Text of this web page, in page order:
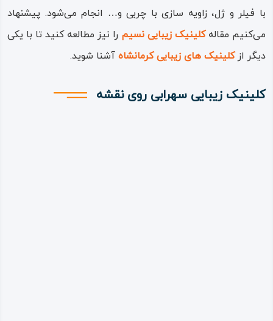
با فیلر و ژل، زاویه سازی با چربی و… انجام می‌شود. پیشنهاد
می‌کنیم مقالهکلینیک زیبایی نسیم را نیز مطالعه کنید تا با یکی
دیگر ازکلینیک های زیبایی کرمانشاه آشنا شوید.
کلینیک زیبایی سهرابی روی نقشه